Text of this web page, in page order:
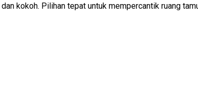
kokoh. Pilihan tepat untuk mempercantik ruang